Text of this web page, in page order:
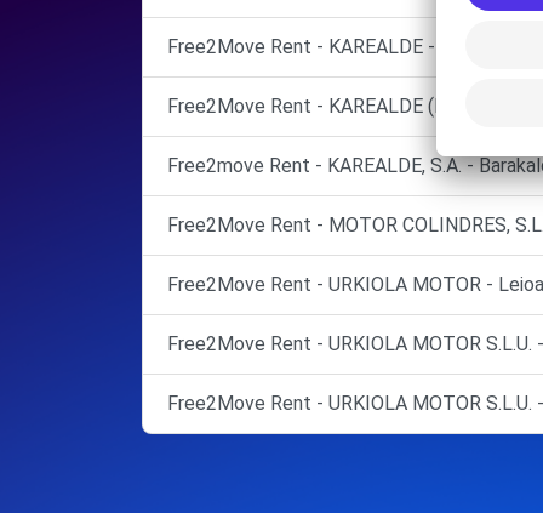
Free2Move Rent - KAREALDE - Barakaldo
Free2Move Rent - KAREALDE (P)
Free2move Rent - KAREALDE, S.A. -
Free2Move Rent - MOTOR COLINDRES,
Free2Move Rent - URKIOLA MOTOR -
Free2Move Rent - URKIOLA MOTOR S.L.U.
Free2Move Rent - URKIOLA MOTOR S.L.U.